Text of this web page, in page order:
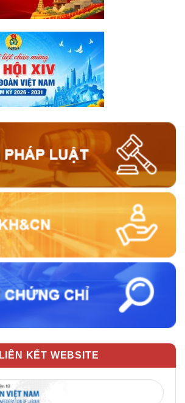
LIÊN KẾT WEBSITE